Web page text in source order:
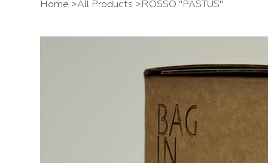
Home >All Products > ROSSO "PASTUS"